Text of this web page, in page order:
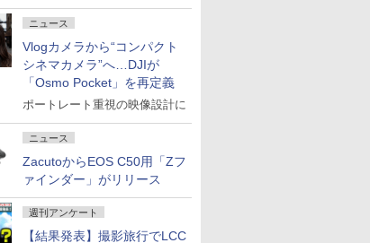
ォーマンスを繰り広げる
ニュース
Vlogカメラから“コンパクト
シネマカメラ”へ…DJIが
「Osmo Pocket」を再定義
ポートレート重視の映像設計に
ニュース
ZacutoからEOS C50用「Zフ
ァインダー」がリリース
週刊アンケート
【結果発表】撮影旅行でLCC